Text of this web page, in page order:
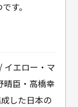
す。
エロー・マ
晴臣・高橋幸
した日本の